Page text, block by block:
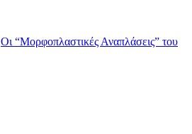
Οι “Μορφοπλαστικές Αναπλάσεις” του